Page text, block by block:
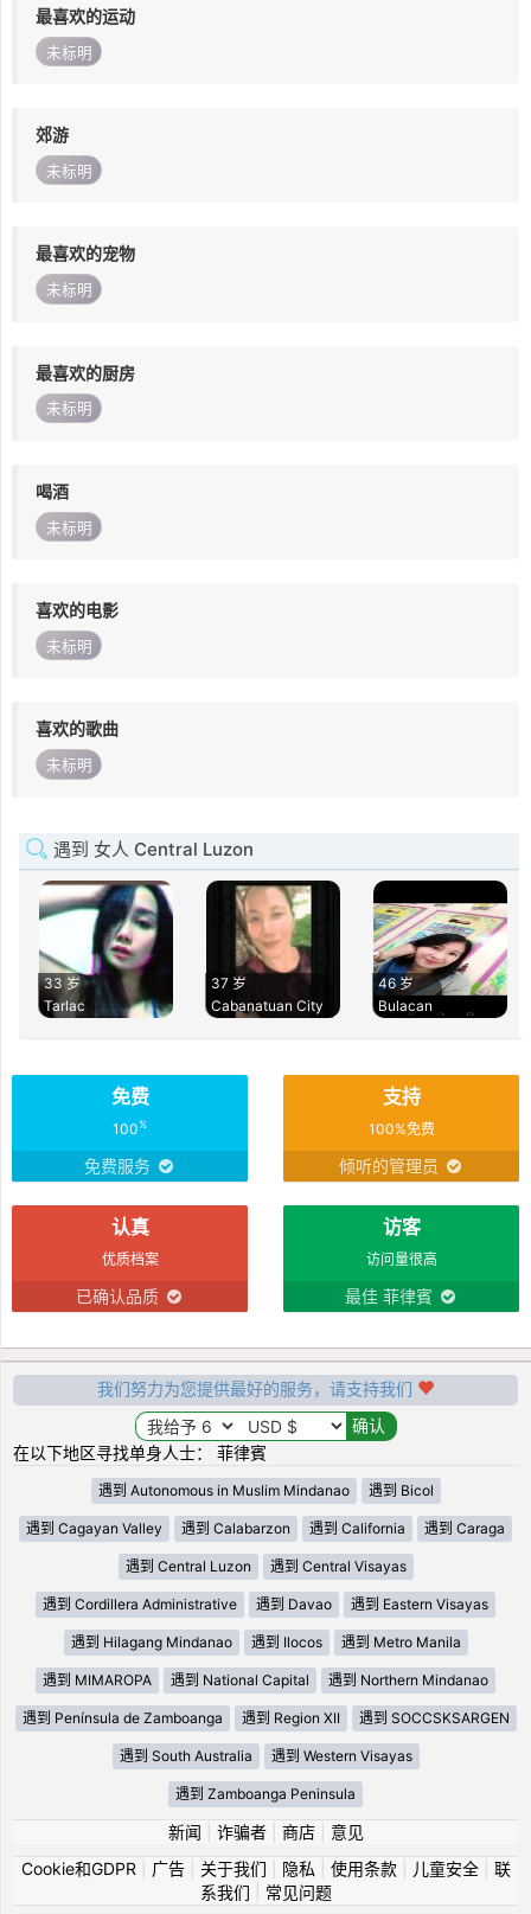
最喜欢的运动
未标明
郊游
未标明
最喜欢的宠物
未标明
最喜欢的厨房
未标明
喝酒
未标明
喜欢的电影
未标明
喜欢的歌曲
未标明
遇到 女人 Central Luzon
33 岁
Tarlac
37 岁
Cabanatuan City
46 岁
Bulacan
免费
100%
免费服务
支持
100%免费
倾听的管理员
认真
优质档案
已确认品质
访客
访问量很高
最佳 菲律賓
我们努力为您提供最好的服务，请支持我们
在以下地区寻找单身人士： 菲律賓
遇到 Autonomous in Muslim Mindanao 遇到 Bicol
遇到 Cagayan Valley 遇到 Calabarzon 遇到 California 遇到 Caraga
遇到 Central Luzon 遇到 Central Visayas
遇到 Cordillera Administrative 遇到 Davao 遇到 Eastern Visayas
遇到 Hilagang Mindanao 遇到 Ilocos 遇到 Metro Manila
遇到 MIMAROPA 遇到 National Capital 遇到 Northern Mindanao
遇到 Península de Zamboanga 遇到 Region XII 遇到 SOCCSKSARGEN
遇到 South Australia 遇到 Western Visayas
遇到 Zamboanga Peninsula
新闻 诈骗者| 商店| 意见
Cookie和GDPR
广告| 关于我们 隐私 使用条款| 儿童安全| 联
系我们
常见问题